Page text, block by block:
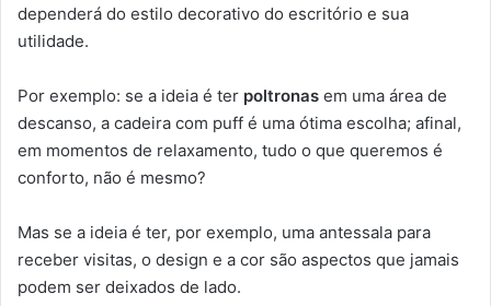
dependerá do estilo decorativo do escritório e sua
utilidade.
Por exemplo: se a ideia é ter poltronas em uma área de
descanso, a cadeira com puff é uma ótima escolha; afinal,
em momentos de relaxamento, tudo o que queremos é
conforto, não é mesmo?
Mas se a ideia é ter, por exemplo, uma antessala para
receber visitas, o design e a cor são aspectos que jamais
podem ser deixados de lado.